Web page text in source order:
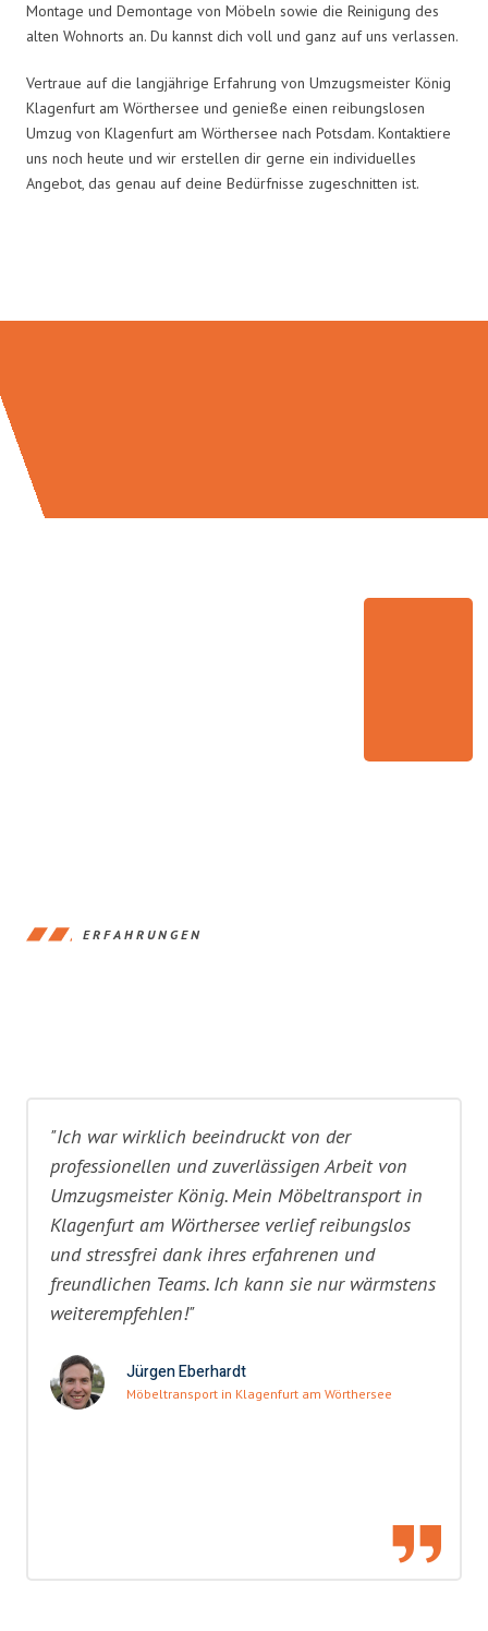
Montage und Demontage von Möbeln sowie die Reinigung des
alten Wohnorts an. Du kannst dich voll und ganz auf uns verlassen.
Vertraue auf die langjährige Erfahrung von Umzugsmeister König
Klagenfurt am Wörthersee und genieße einen reibungslosen
Umzug von Klagenfurt am Wörthersee nach Potsdam. Kontaktiere
uns noch heute und wir erstellen dir gerne ein individuelles
Angebot, das genau auf deine Bedürfnisse zugeschnitten ist.
ERFAHRUNGEN
"Ich war wirklich beeindruckt von der
professionellen und zuverlässigen Arbeit von
Umzugsmeister König. Mein Möbeltransport in
Klagenfurt am Wörthersee verlief reibungslos
und stressfrei dank ihres erfahrenen und
freundlichen Teams. Ich kann sie nur wärmstens
weiterempfehlen!"
Jürgen Eberhardt
Möbeltransport in Klagenfurt am Wörthersee